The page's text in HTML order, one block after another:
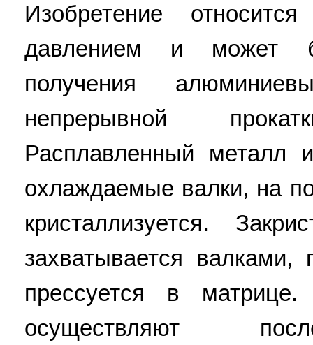
Изобретение
давлением и может
получения
непрерывной
Расплавленный металл
охлаждаемые валки, на
кристаллизуется.
захватывается валками,
прессуется в
осуществляют